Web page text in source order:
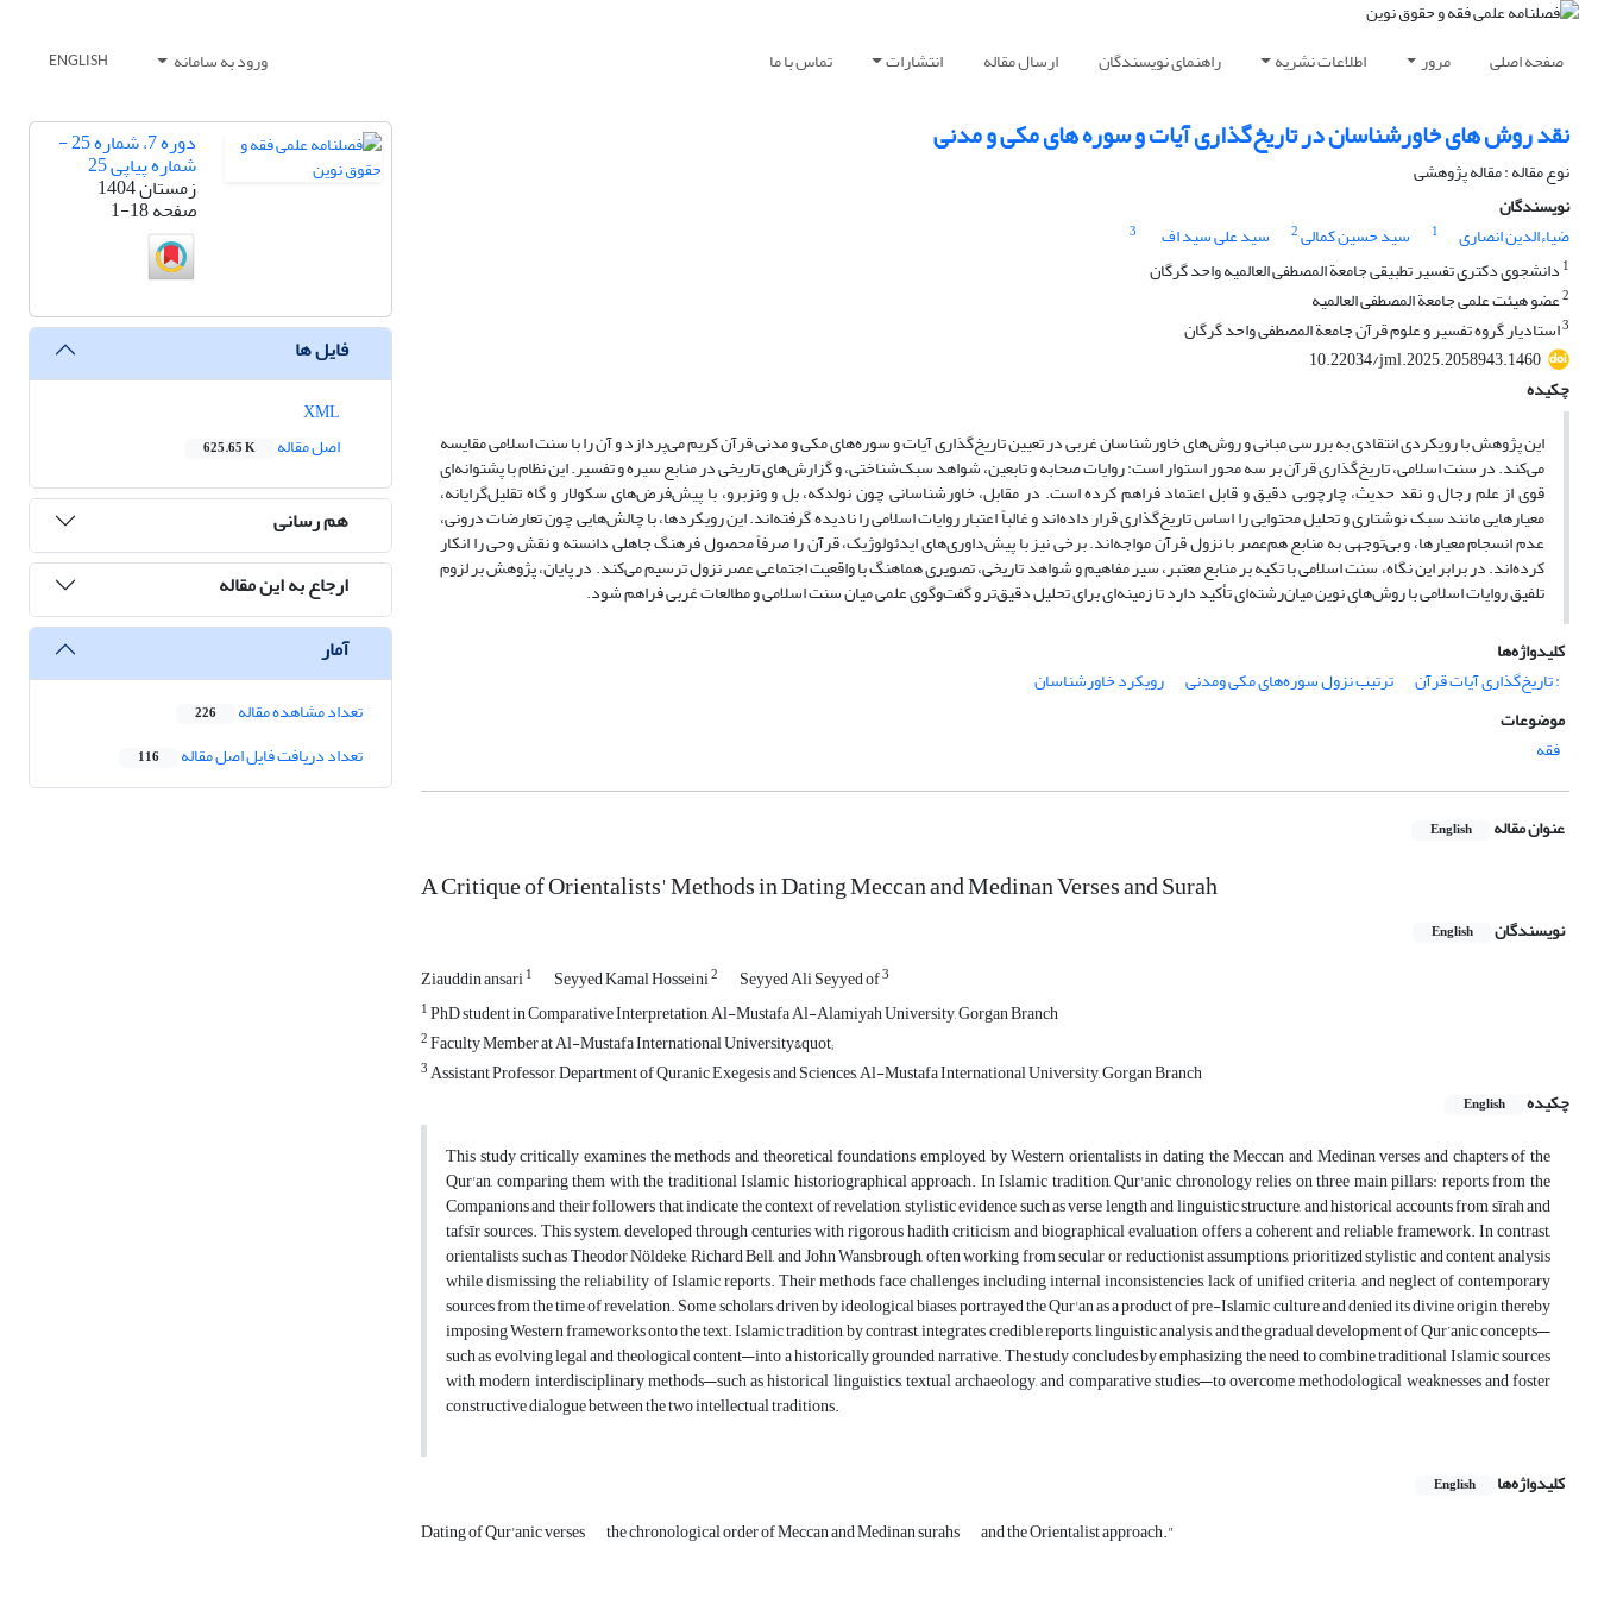
صفحه اصلی مرور اطلاعات نشریه راهنمای نویسندگان ارسال مقاله انتشارات تماس با ما ورود به سامانه ENGLISH
نقد روش های خاورشناسان در تاریخ‌گذاری آیات و سوره های مکی و مدنی
نوع مقاله : مقاله پژوهشی
نویسندگان
ضیاءالدین انصاری
1 سید حسین کمالی2 سید علی سید اف
3
1 دانشجوی دکتری تفسیر تطبیقی جامعة المصطفی العالمیه واحد گرگان
2عضو هیئت علمی جامعة المصطفی العالمیه
3استادیار گروه تفسیر و علوم قرآن جامعة المصطفی واحد گرگان
10.22034/jml.2025.2058943.1460
چکیده
این پژوهش با رویکردی انتقادی به بررسی مبانی و روش‌های خاورشناسان غربی در تعیین تاریخ‌گذاری آیات و سوره‌های مکی و مدنی قرآن کریم می‌پردازد و آن را با سنت اسلامی مقایسه
می‌کند. در سنت اسلامی، تاریخ‌گذاری قرآن بر سه محور استوار است: روایات صحابه و تابعین، شواهد سبک‌شناختی، و گزارش‌های تاریخی در منابع سیره و تفسیر. این نظام با پشتوانه‌ای
قوی از علم رجال و نقد حدیث، چارچوبی دقیق و قابل اعتماد فراهم کرده است. در مقابل، خاورشناسانی چون نولدکه، بل و ونزبرو، با پیش‌فرض‌های سکولار و گاه تقلیل‌گرایانه،
معیارهایی مانند سبک نوشتاری و تحلیل محتوایی را اساس تاریخ‌گذاری قرار داده‌اند و غالباً اعتبار روایات اسلامی را نادیده گرفته‌اند. این رویکردها، با چالش‌هایی چون تعارضات درونی،
عدم انسجام معیارها، و بی‌توجهی به منابع هم‌عصر با نزول قرآن مواجه‌اند. برخی نیز با پیش‌داوری‌های ایدئولوژیک، قرآن را صرفاً محصول فرهنگ جاهلی دانسته و نقش وحی را انکار
کرده‌اند. در برابر این نگاه، سنت اسلامی با تکیه بر منابع معتبر، سیر مفاهیم و شواهد تاریخی، تصویری هماهنگ با واقعیت اجتماعی عصر نزول ترسیم می‌کند. در پایان، پژوهش بر لزوم
تلفیق روایات اسلامی با روش‌های نوین میان‌رشته‌ای تأکید دارد تا زمینه‌ای برای تحلیل دقیق‌تر و گفت‌وگوی علمی میان سنت اسلامی و مطالعات غربی فراهم شود.
کلیدواژه‌ها
: تاریخ‌گذاری آیات قرآن
ترتیب نزول سوره‌های مکی ومدنی
رویکرد خاورشناسان
موضوعات
فقه
عنوان مقاله English
A Critique of Orientalists' Methods in Dating Meccan and Medinan Verses and Surah
نویسندگان English
Ziauddin ansari1 Seyyed Kamal Hosseini2 Seyyed Ali Seyyed of3
1PhD student in Comparative Interpretation, Al-Mustafa Al-Alamiyah University, Gorgan Branch
2Faculty Member at Al-Mustafa International University&quot;
3Assistant Professor, Department of Quranic Exegesis and Sciences, Al-Mustafa International University, Gorgan Branch
چکیده
English
This study critically examines the methods and theoretical foundations employed by Western orientalists in dating the Meccan and Medinan verses and chapters of the
Qur'an, comparing them with the traditional Islamic historiographical approach. In Islamic tradition, Qur'anic chronology relies on three main pillars: reports from the
Companions and their followers that indicate the context of revelation, stylistic evidence such as verse length and linguistic structure, and historical accounts from sīrah and
tafsīr sources. This system, developed through centuries with rigorous hadith criticism and biographical evaluation, offers a coherent and reliable framework. In contrast,
orientalists such as Theodor Nöldeke, Richard Bell, and John Wansbrough, often working from secular or reductionist assumptions, prioritized stylistic and content analysis
while dismissing the reliability of Islamic reports. Their methods face challenges including internal inconsistencies, lack of unified criteria, and neglect of contemporary
sources from the time of revelation. Some scholars, driven by ideological biases, portrayed the Qur'an as a product of pre-Islamic culture and denied its divine origin, thereby
imposing Western frameworks onto the text. Islamic tradition, by contrast, integrates credible reports, linguistic analysis, and the gradual development of Qur’anic concepts—
such as evolving legal and theological content—into a historically grounded narrative. The study concludes by emphasizing the need to combine traditional Islamic sources
with modern interdisciplinary methods—such as historical linguistics, textual archaeology, and comparative studies—to overcome methodological weaknesses and foster
constructive dialogue between the two intellectual traditions.
کلیدواژه‌ها English
Dating of Qur'anic verses the chronological order of Meccan and Medinan surahs and the Orientalist approach."
دوره 7، شماره 25 -
شماره پیاپی 25
زمستان 1404
صفحه1-18
فایل ها
اصل مقاله
625.65 K
هم رسانی
ارجاع به این مقاله
آمار
تعداد مشاهده مقاله 226
تعداد دریافت فایل اصل مقاله 116